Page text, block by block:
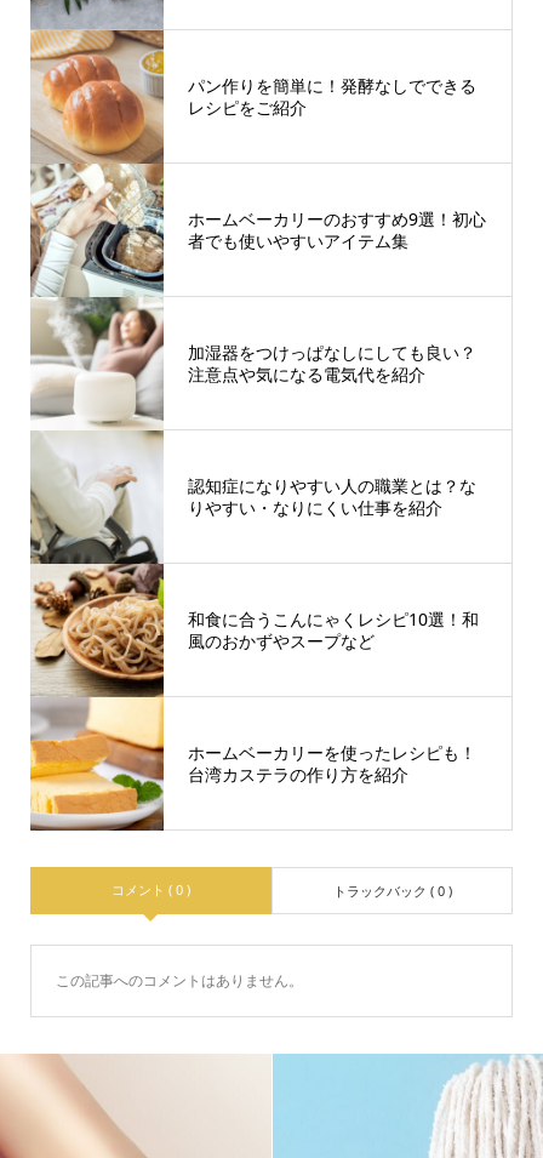
パン作りを簡単に！発酵なしでできる
レシピをご紹介
ホームベーカリーのおすすめ9選！初心
者でも使いやすいアイテム集
加湿器をつけっぱなしにしても良い？
注意点や気になる電気代を紹介
認知症になりやすい人の職業とは？な
りやすい・なりにくい仕事を紹介
和食に合うこんにゃくレシピ10選！和
風のおかずやスープなど
ホームベーカリーを使ったレシピも！
台湾カステラの作り方を紹介
コメント ( 0 ) トラックバック ( 0 )
この記事へのコメントはありません。